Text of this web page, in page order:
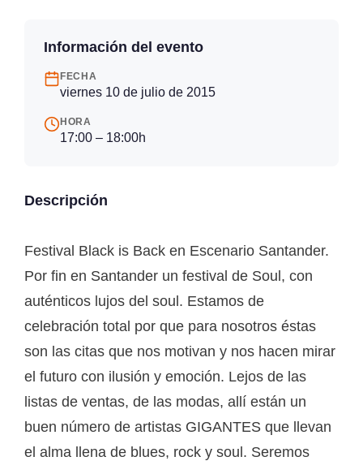
Información del evento
FECHA
viernes 10 de julio de 2015
HORA
17:00 – 18:00h
Descripción
Festival Black is Back en Escenario Santander.
Por fin en Santander un festival de Soul, con
auténticos lujos del soul. Estamos de
celebración total por que para nosotros éstas
son las citas que nos motivan y nos hacen mirar
el futuro con ilusión y emoción. Lejos de las
listas de ventas, de las modas, allí están un
buen número de artistas GIGANTES que llevan
el alma llena de blues, rock y soul. Seremos